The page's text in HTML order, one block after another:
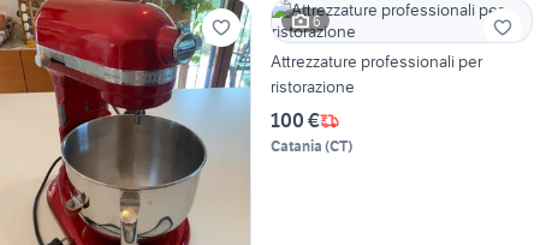
6
Attrezzature professionali per
ristorazione
100 €
Catania (CT)